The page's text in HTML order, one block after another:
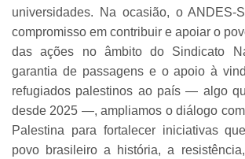
universidades. Na ocasião, o ANDES-
compromisso em contribuir e apoiar o
das ações no âmbito do Sindicato
garantia de passagens e o apoio à
refugiados palestinos ao país — algo
desde 2025 —, ampliamos o diálogo
Palestina para fortalecer iniciativas
povo brasileiro a história, a